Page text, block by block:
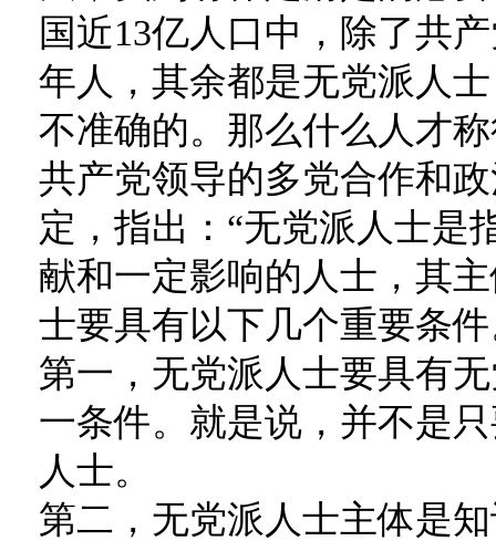
国近13亿人口中，除了共
年人，其余都是无党派人
不准确的。那么什么人才
共产党领导的多党合作和
定，指出：“无党派人士是
献和一定影响的人士，其
士要具有以下几个重要条
第一，无党派人士要具有
一条件。就是说，并不是
人士。
第二，无党派人士主体是